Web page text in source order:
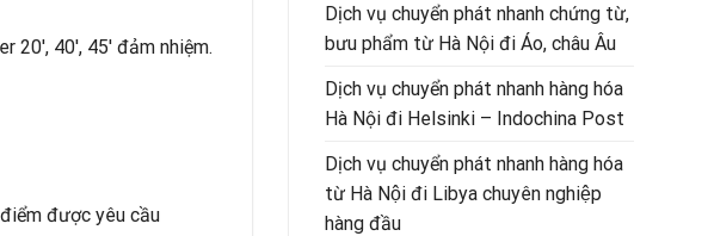
40′, 45′ đảm nhiệm.
được yêu cầu
Dịch vụ chuyển phát nhanh chứng từ,
bưu phẩm từ Hà Nội đi Áo, châu Âu
Dịch vụ chuyển phát nhanh hàng hóa
Hà Nội đi Helsinki – Indochina Post
Dịch vụ chuyển phát nhanh hàng hóa
từ Hà Nội đi Libya chuyên nghiệp
hàng đầu